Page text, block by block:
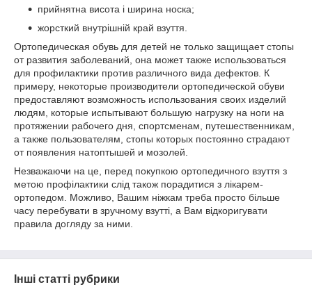
прийнятна висота і ширина носка;
жорсткий внутрішній край взуття.
Ортопедическая обувь для детей не только защищает стопы
от развития заболеваний, она может также использоваться
для профилактики против различного вида дефектов. К
примеру, некоторые производители ортопедической обуви
предоставляют возможность использования своих изделий
людям, которые испытывают большую нагрузку на ноги на
протяжении рабочего дня, спортсменам, путешественникам,
а также пользователям, стопы которых постоянно страдают
от появления натоптышей и мозолей.
Незважаючи на це, перед покупкою ортопедичного взуття з
метою профілактики слід також порадитися з лікарем-
ортопедом. Можливо, Вашим ніжкам треба просто більше
часу перебувати в зручному взутті, а Вам відкоригувати
правила догляду за ними.
Інші статті рубрики